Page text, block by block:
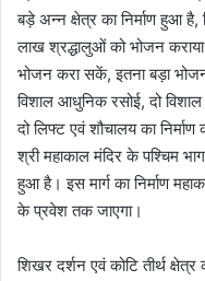
बड़े अन्न क्षेत्र का निर्माण हुआ है,
लाख श्रद्धालुओं को भोजन
भोजन करा सकें, इतना बड़ा
विशाल आधुनिक रसोई, दो
दो लिफ्ट एवं शौचालय का
श्री महाकाल मंदिर के पश्चिम
हुआ है। इस मार्ग का निर्माण
के प्रवेश तक जाएगा।
शिखर दर्शन एवं कोटि तीर्थ